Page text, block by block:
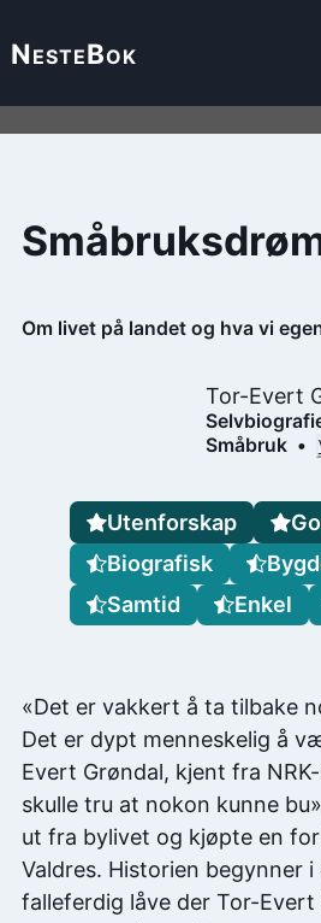
NesteBok
Om livet på landet og hva vi
Tor-Evert
Småbruk
«Det er vakkert å ta tilbake
Det er dypt menneskelig å
Evert Grøndal, kjent fra
skulle tru at nokon kunne
ut fra bylivet og kjøpte en
Valdres. Historien begynner
falleferdig låve der Tor-
Utenforskap
Biografisk
Samtid
Enkel